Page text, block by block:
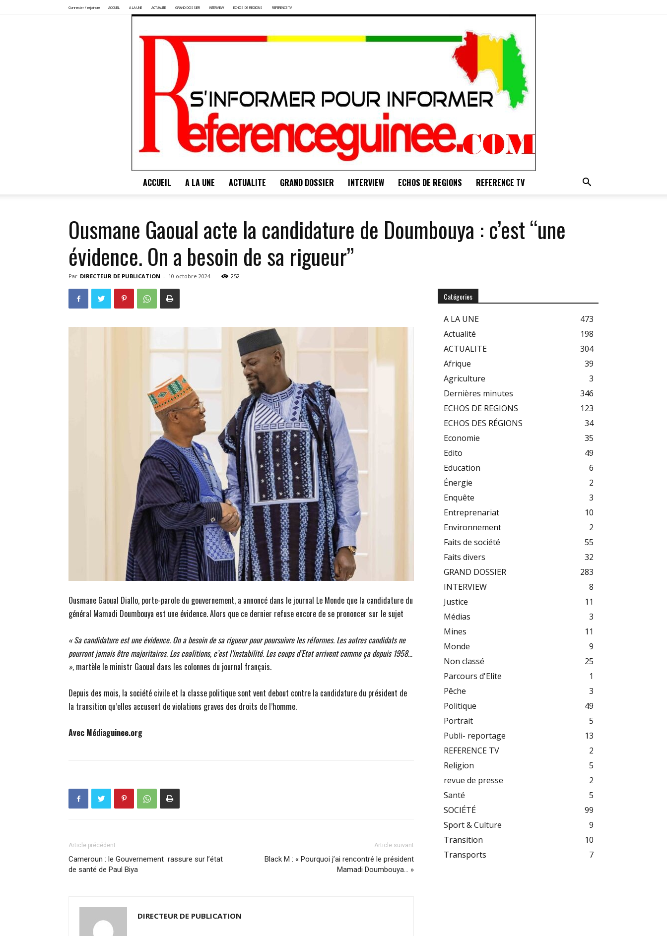
Connecter / rejoindre ACCUEIL A LA UNE ACTUALITE GRAND DOSSIER INTERVIEW ECHOS DE REGIONS REFERENCE TV
POUR
ACCUEIL A LA UNE ACTUALITE GRAND DOSSIER INTERVIEW ECHOS DE REGIONS REFERENCE TV
Ousmane Gaoual acte la candidature de Doumbouya : c’est “une
évidence. On a besoin de sa rigueur”
Par DIRECTEUR DE PUBLICATION - 10 octobre 2024 252
Ousmane Gaoual Diallo, porte-parole du gouvernement, a annoncé dans le journal Le Monde que la candidature du
général Mamadi Doumbouya est une évidence. Alors que ce dernier refuse encore de se prononcer sur le sujet
« Sa candidature est une évidence. On a besoin de sa rigueur pour poursuivre les réformes. Les autres candidats ne
pourront jamais être majoritaires. Les coalitions, c’est l’instabilité. Les coups d’Etat arrivent comme ça depuis 1958…
», martèle le ministr Gaoual dans les colonnes du journal français.
Depuis des mois, la société civile et la classe politique sont vent debout contre la candidature du président de
la transition qu’elles accusent de violations graves des droits de l’homme.
Avec Médiaguinee.org
Article précédent
Cameroun : le Gouvernement rassure sur l’état
de santé de Paul Biya
Article suivant
Black M : « Pourquoi j’ai rencontré le président
Mamadi Doumbouya… »
DIRECTEUR DE PUBLICATION
Catégories
A LA UNE
473
Actualité
198
ACTUALITE
304
Afrique
39
Agriculture
3
Dernières minutes
346
ECHOS DE REGIONS
123
ECHOS DES RÉGIONS
34
Economie
35
Edito
49
Education
6
Énergie
2
Enquête
3
Entreprenariat
10
Environnement
2
Faits de société
55
Faits divers
32
GRAND DOSSIER
283
INTERVIEW
8
Justice
11
Médias
3
Mines
11
Monde
9
Non classé
25
Parcours d'Elite
1
Pêche
3
Politique
49
Portrait
5
Publi- reportage
13
REFERENCE TV
2
Religion
5
revue de presse
2
Santé
5
SOCIÉTÉ
99
Sport & Culture
9
Transition
10
Transports
7